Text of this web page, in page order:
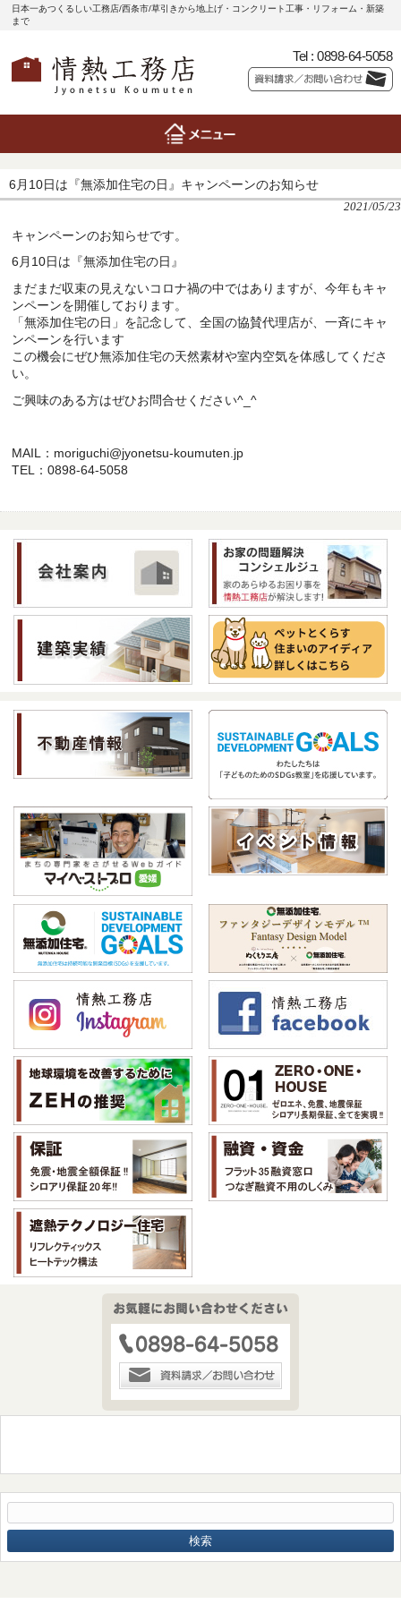
日本一あつくるしい工務店/西条市/草引きから地上げ・コンクリート工事・リフォーム・新築
まで
Tel : 0898-64-5058
6月10日は『無添加住宅の日』キャンペーンのお知らせ
2021/05/23
キャンペーンのお知らせです。
6月10日は『無添加住宅の日』
まだまだ収束の見えないコロナ禍の中ではありますが、今年もキャ
ンペーンを開催しております。
「無添加住宅の日」を記念して、全国の協賛代理店が、一斉にキャ
ンペーンを行います
この機会にぜひ無添加住宅の天然素材や室内空気を体感してくださ
い。
ご興味のある方はぜひお問合せください^_^
MAIL：moriguchi@jyonetsu-koumuten.jp
TEL：0898-64-5058